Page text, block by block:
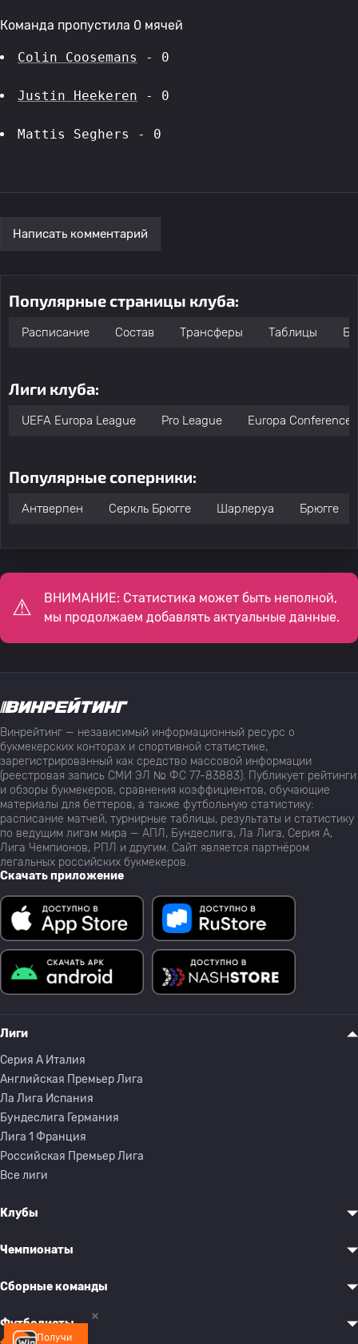
Команда пропустила 0 мячей
Colin Coosemans - 0
Justin Heekeren - 0
Mattis Seghers - 0
Написать комментарий
Популярные страницы клуба:
Расписание Состав Трансферы Таблицы
Лиги клуба:
UEFA Europa League Pro League Europa Conference
Популярные соперники:
Антверпен Серкль Брюгге Шарлеруа Брюгге
ВНИМАНИЕ: Статистика может быть неполной,
мы продолжаем добавлять актуальные данные.
Получи
Винрейтинг — независимый информационный ресурс о
букмекерских конторах и спортивной статистике,
зарегистрированный как средство массовой информации
(реестровая запись СМИ ЭЛ № ФС 77-83883). Публикует рейтинги
и обзоры букмекеров, сравнения коэффициентов, обучающие
материалы для беттеров, а также футбольную статистику:
расписание матчей, турнирные таблицы, результаты и статистику
по ведущим лигам мира — АПЛ, Бундеслига, Ла Лига, Серия А,
Лига Чемпионов, РПЛ и другим. Сайт является партнёром
легальных российских букмекеров.
Скачать приложение
Лиги
Серия A Италия
Английская Премьер Лига
Ла Лига Испания
Бундеслига Германия
Лига 1 Франция
Российская Премьер Лига
Все лиги
Клубы
Чемпионаты
Сборные команды
Футболисты